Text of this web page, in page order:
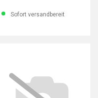
Sofort versandbereit